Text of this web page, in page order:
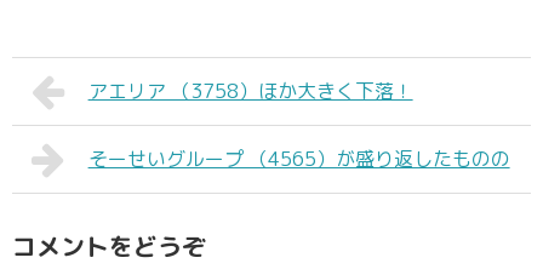
アエリア （3758）ほか大きく下落！
そーせいグループ （4565）が盛り返したものの
コメントをどうぞ